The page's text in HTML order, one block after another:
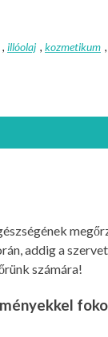
, illóolaj , kozmetikum ,
addig a
számára!